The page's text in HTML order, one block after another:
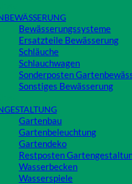
Bewässerungssysteme
Ersatzteile Bewässerung
Schläuche
Schlauchwagen
Sonderposten
Sonstiges Bewässerung
Gartenbau
Gartenbeleuchtung
Gartendeko
Restposten
Wasserbecken
Wasserspiele